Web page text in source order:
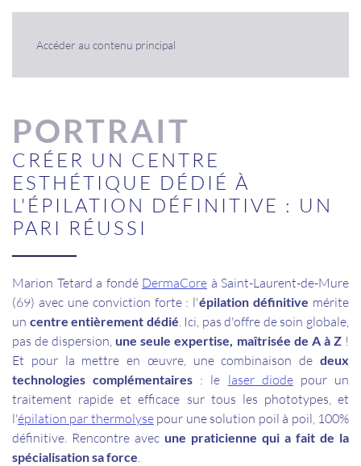
Accéder au contenu principal
PORTRAIT
CRÉER UN CENTRE
ESTHÉTIQUE DÉDIÉ À
L'ÉPILATION DÉFINITIVE : UN
PARI RÉUSSI
Marion Tetard a fondé DermaCore à Saint-Laurent-de-Mure
(69) avec une conviction forte : l'épilation définitive mérite
un centre entièrement dédié. Ici, pas d'offre de soin globale,
pas de dispersion, une seule expertise, maîtrisée de A à Z !
Et pour la mettre en œuvre, une combinaison de deux
technologies complémentaires : le laser diodepour un
traitement rapide et efficace sur tous les phototypes, et
l'épilation par thermolysepour une solution poil à poil, 100%
définitive. Rencontre avec une praticienne qui a fait de la
spécialisation sa force.